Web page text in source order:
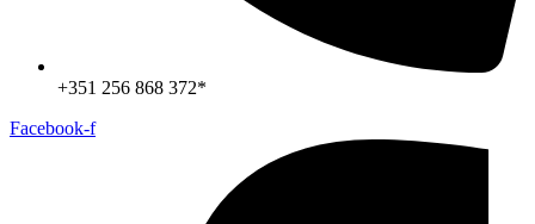
+351 256 868 372*
Facebook-f